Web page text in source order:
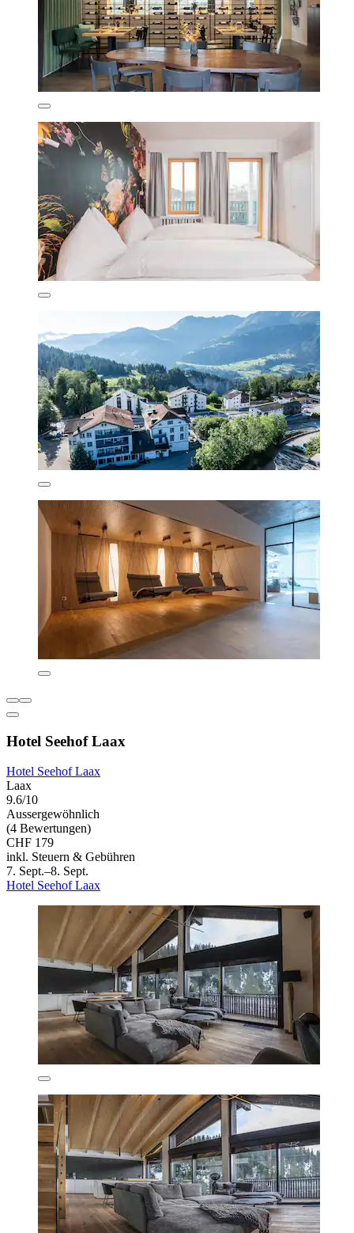
Hotel Seehof Laax
Hotel Seehof Laax
Laax
9.6/10
Aussergewöhnlich
(4 Bewertungen)
CHF 179
inkl. Steuern & Gebühren
7. Sept.–8. Sept.
Hotel Seehof Laax